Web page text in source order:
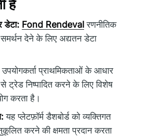
हैं
डेटा: Fond Rendevalरणनीतिक
समर्थन देने के लिए अद्यतन डेटा
उपयोगकर्ता प्राथमिकताओं के आधार
ट्रेड निष्पादित करने के लिए विशेष
करता है।
यह प्लेटफ़ॉर्म डैशबोर्ड को व्यक्तिगत
करने की क्षमता प्रदान करता